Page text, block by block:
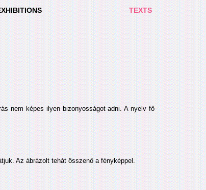
TEXTS
nem képes ilyen bizonyosságot adni. A nyelv fő
Az ábrázolt tehát összenő a fényképpel.